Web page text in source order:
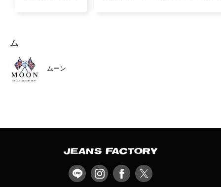
ム
ムーン